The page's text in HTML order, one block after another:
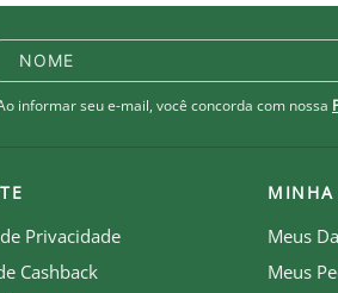
informar seu e-mail, você concorda com nossa
Privacidade
Cashback
MINHA
Meus
Meus